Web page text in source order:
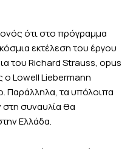
ότι στο πρόγραμμα
εκτέλεση του έργου
του Richard Strauss, opus
ο Lowell Liebermann
Παράλληλα, τα υπόλοιπα
συναυλία θα
Ελλάδα.